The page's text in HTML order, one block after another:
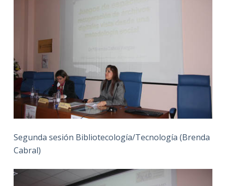
Segunda sesión Bibliotecología/Tecnología (Brenda
Cabral)